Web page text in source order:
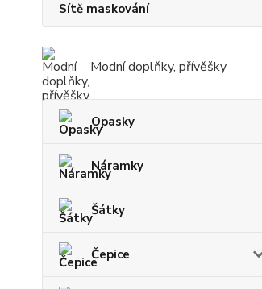
Sítě maskování
Modní doplňky, přívěšky
Opasky
Náramky
Šátky
Čepice